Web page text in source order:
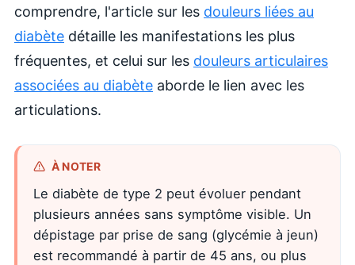
comprendre, l'article sur les douleurs liées au
diabète détaille les manifestations les plus
fréquentes, et celui sur les douleurs articulaires
associées au diabète aborde le lien avec les
articulations.
À NOTER
Le diabète de type 2 peut évoluer pendant
plusieurs années sans symptôme visible. Un
dépistage par prise de sang (glycémie à jeun)
est recommandé à partir de 45 ans, ou plus